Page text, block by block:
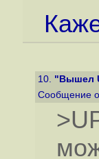
10. "Вышел
Сообщение